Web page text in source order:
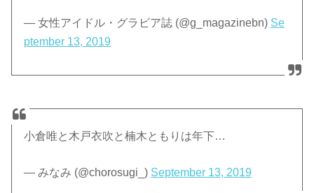
— 女性アイドル・グラビア誌 (@g_magazinebn) Se
ptember 13, 2019
小倉唯と木戸衣吹と楠木ともりは年下…
— みなみ (@chorosugi_) September 13, 2019